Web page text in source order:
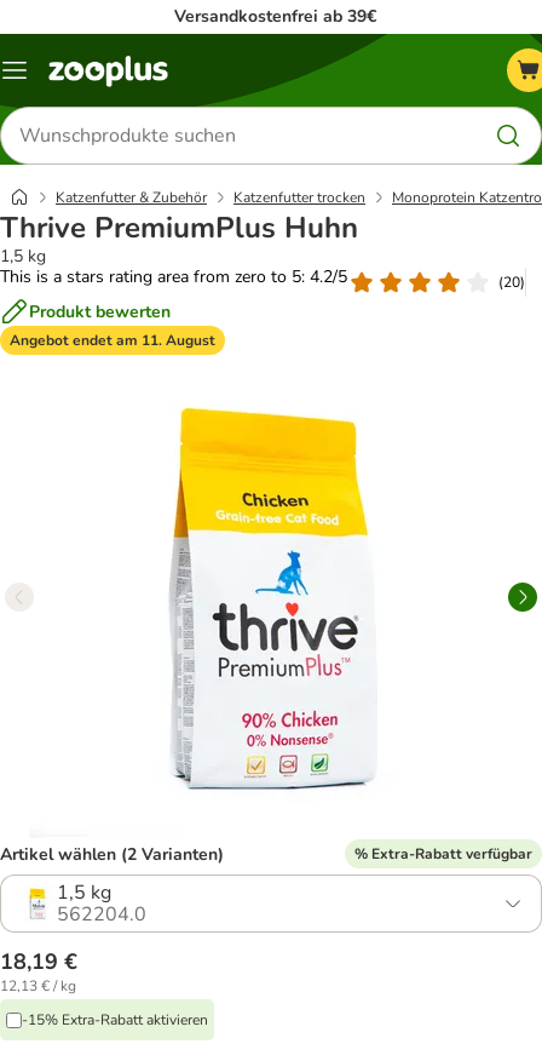
Versandkostenfrei ab 39€
Menü
Produkte
suchen
Katzenfutter & Zubehör Katzenfutter trocken Monoprotein
Thrive PremiumPlus Huhn
1,5 kg
This is a stars rating area from zero to 5: 4.2/5
(20)
Produkt bewerten
Angebot endet am 11. August
Artikel wählen (2 Varianten) % Extra-Rabatt verfügbar
1,5 kg
562204.0
18,19 €
12,13 € / kg
-15% Extra-Rabatt aktivieren